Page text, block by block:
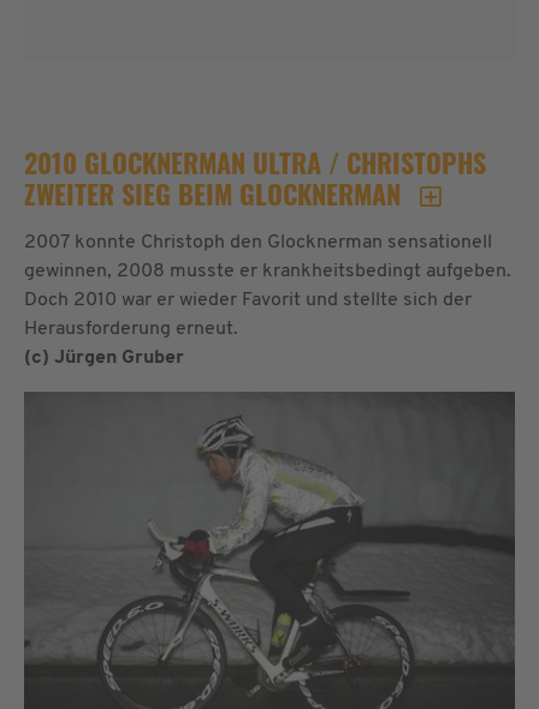
2010 GLOCKNERMAN ULTRA / CHRISTOPHS
ZWEITER SIEG BEIM GLOCKNERMAN
2007 konnte Christoph den Glocknerman sensationell
gewinnen, 2008 musste er krankheitsbedingt aufgeben.
Doch 2010 war er wieder Favorit und stellte sich der
Herausforderung erneut.
(c) Jürgen Gruber